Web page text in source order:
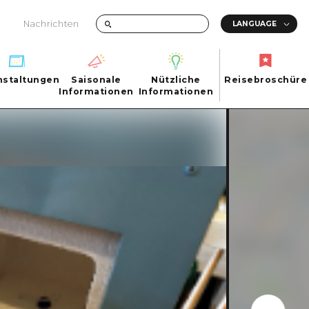
Nachrichten
Saisonale
Informationen
Nützliche
Informationen
Transportinformationen bei Katastrophen
Reisebroschüre